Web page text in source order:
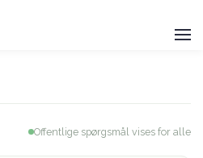
Offentlige spørgsmål vises for alle